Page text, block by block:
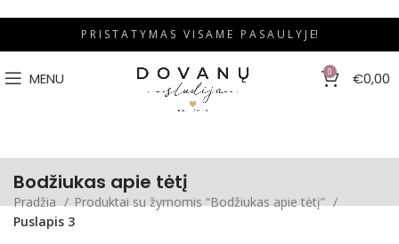
P R I S T A T Y M A S V I S A M E P A S A U L Y J E!
MENU 0 €0,00
Bodžiukas apie tėtį
Pradžia
Produktai su žymomis “Bodžiukas apie tėtį”
Puslapis 3